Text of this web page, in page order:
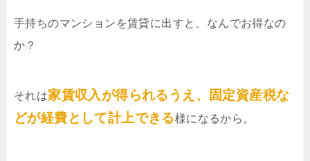
手持ちのマンションを賃貸に出すと、なんでお得なの
か？
それは家賃収入が得られるうえ、固定資産税な
どが経費として計上できる様になるから。